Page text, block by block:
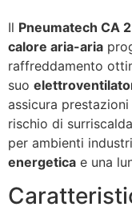
Il Pneumatech CA
calore aria-aria
raffreddamento
suo
assicura
rischio di
per ambienti
energetica e una